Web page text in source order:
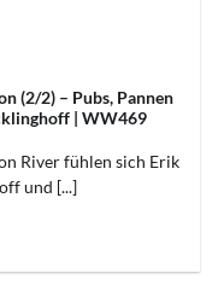
(2/2) – Pubs, Pannen
| WW469
River fühlen sich Erik
und [...]